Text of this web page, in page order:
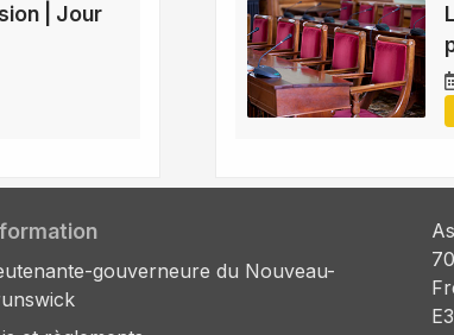
| Jour
gouverneure du Nouveau-